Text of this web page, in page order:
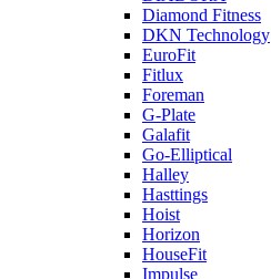
Diamond Fitness
DKN Technology
EuroFit
Fitlux
Foreman
G-Plate
Galafit
Go-Elliptical
Halley
Hasttings
Hoist
Horizon
HouseFit
Impulse